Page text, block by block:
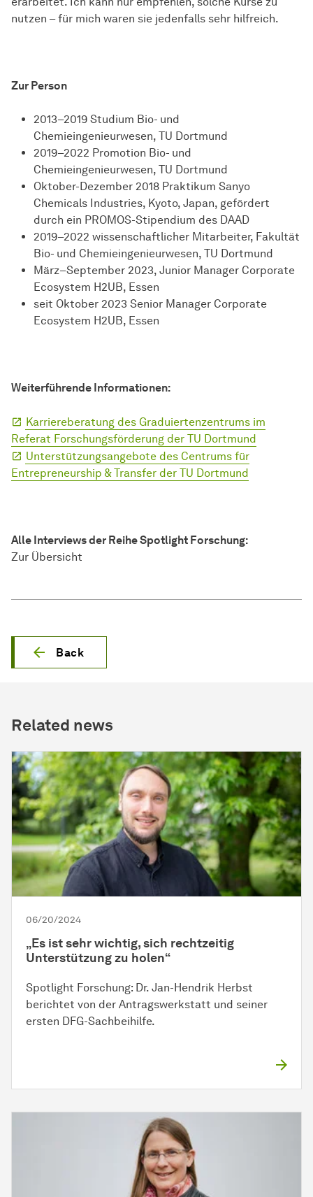
nutzen – für mich waren sie jedenfalls sehr hilfreich.
Zur Person
2013–2019 Studium Bio- und
Chemieingenieurwesen, TU Dortmund
2019–2022 Promotion Bio- und
Chemieingenieurwesen, TU Dortmund
Oktober-Dezember 2018 Praktikum Sanyo
Chemicals Industries, Kyoto, Japan, gefördert
durch ein PROMOS-Stipendium des DAAD
2019–2022 wissenschaftlicher Mitarbeiter, Fakultät
Bio- und Chemieingenieurwesen, TU Dortmund
März–September 2023, Junior Manager Corporate
Ecosystem H2UB, Essen
seit Oktober 2023 Senior Manager Corporate
Ecosystem H2UB, Essen
Weiterführende Informationen:
Karriereberatung des Graduiertenzentrums im
Referat Forschungsförderung der TU Dortmund
Unterstützungsangebote des Centrums für
Entrepreneurship & Transfer der TU Dortmund
Alle Interviews der Reihe Spotlight Forschung:
Zur Übersicht
Back
Related news
06/20/2024
„Es ist sehr wichtig, sich rechtzeitig
Unterstützung zu holen“
Spotlight Forschung: Dr. Jan-Hendrik Herbst
berichtet von der Antragswerkstatt und seiner
ersten DFG-Sachbeihilfe.